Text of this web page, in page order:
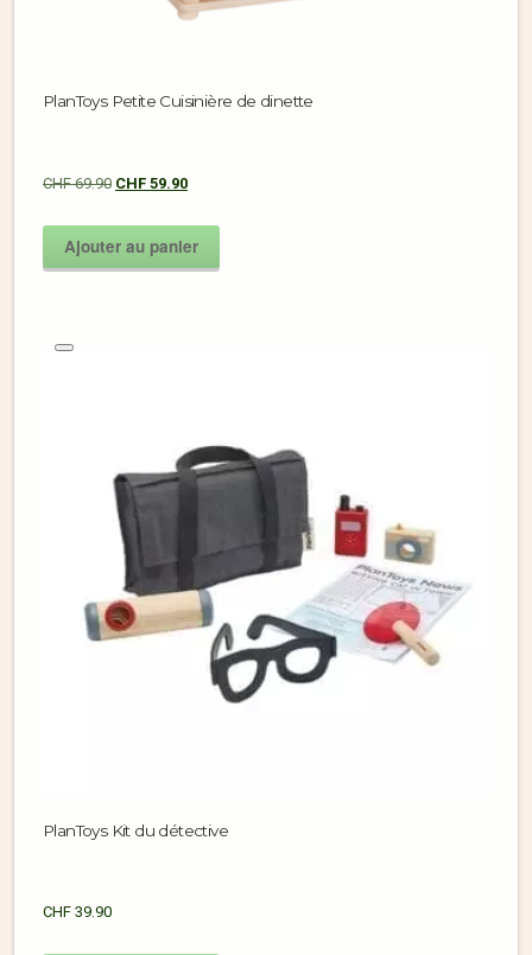
PlanToys Petite Cuisinière de dinette
CHF69.90 CHF 59.90
Ajouter au panier
PlanToys Kit du détective
CHF 39.90